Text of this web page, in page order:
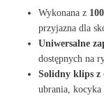
Wykonana z
przyjazna dla
Uniwersalne
dostępnych na
Solidny klips z
ubrania,